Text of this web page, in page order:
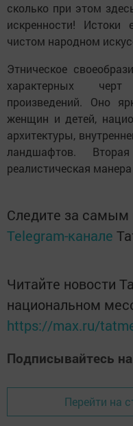
сколько при этом
искренности!
чистом народном
Этническое
характерных
произведений. Оно
женщин и детей,
архитектуры,
ландшафтов.
реалистическая
Следите за
Telegram-канале
Читайте новости
национальном
https://max.ru/
Подписывайтесь
Перейти на